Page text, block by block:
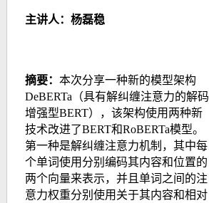
主讲人： 杨磊稳
摘要： 本次分享一种新的模型架构
DeBERTa（具有解纠缠注意力的解码
增强型BERT），该架构使用两种新
技术改进了BERT和RoBERTa模型。
第一种是解纠缠注意力机制，其中每
个单词使用分别编码其内容和位置的
两个向量来表示，并且单词之间的注
意力权重分别使用关于其内容和相对